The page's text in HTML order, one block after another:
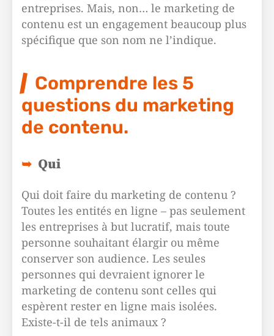
entreprises. Mais, non… le marketing de
contenu est un engagement beaucoup plus
spécifique que son nom ne l’indique.
Comprendre les 5
questions du marketing
de contenu.
Qui
Qui doit faire du marketing de contenu ?
Toutes les entités en ligne – pas seulement
les entreprises à but lucratif, mais toute
personne souhaitant élargir ou même
conserver son audience. Les seules
personnes qui devraient ignorer le
marketing de contenu sont celles qui
espèrent rester en ligne mais isolées.
Existe-t-il de tels animaux ?